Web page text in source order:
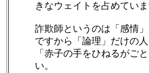
きなウェイトを占めていま
詐欺師というのは「感情」
ですから「論理」だけの
「赤子の手をひねるがご
い。